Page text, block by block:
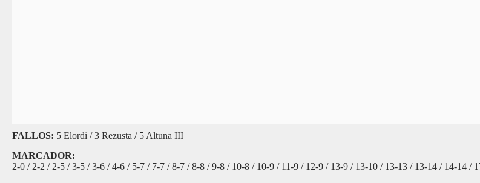
FALLOS: 5 Elordi / 3 Rezusta / 5 Altuna III
MARCADOR:
2-0 / 2-2 / 2-5 / 3-5 / 3-6 / 4-6 / 5-7 / 7-7 / 8-7 / 8-8 / 9-8 / 10-8 / 10-9 / 11-9 / 12-9 / 13-9 / 13-10 / 13-13 / 13-14 / 14-14 /